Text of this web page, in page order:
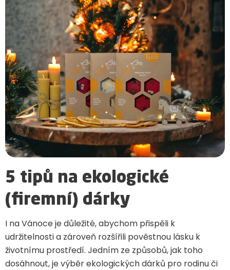
5 tipů na ekologické
(firemní) dárky
I na Vánoce je důležité, abychom přispěli k
udržitelnosti a zároveň rozšířili pověstnou lásku k
životnímu prostředí. Jedním ze způsobů, jak toho
dosáhnout, je výběr ekologických dárků pro rodinu či